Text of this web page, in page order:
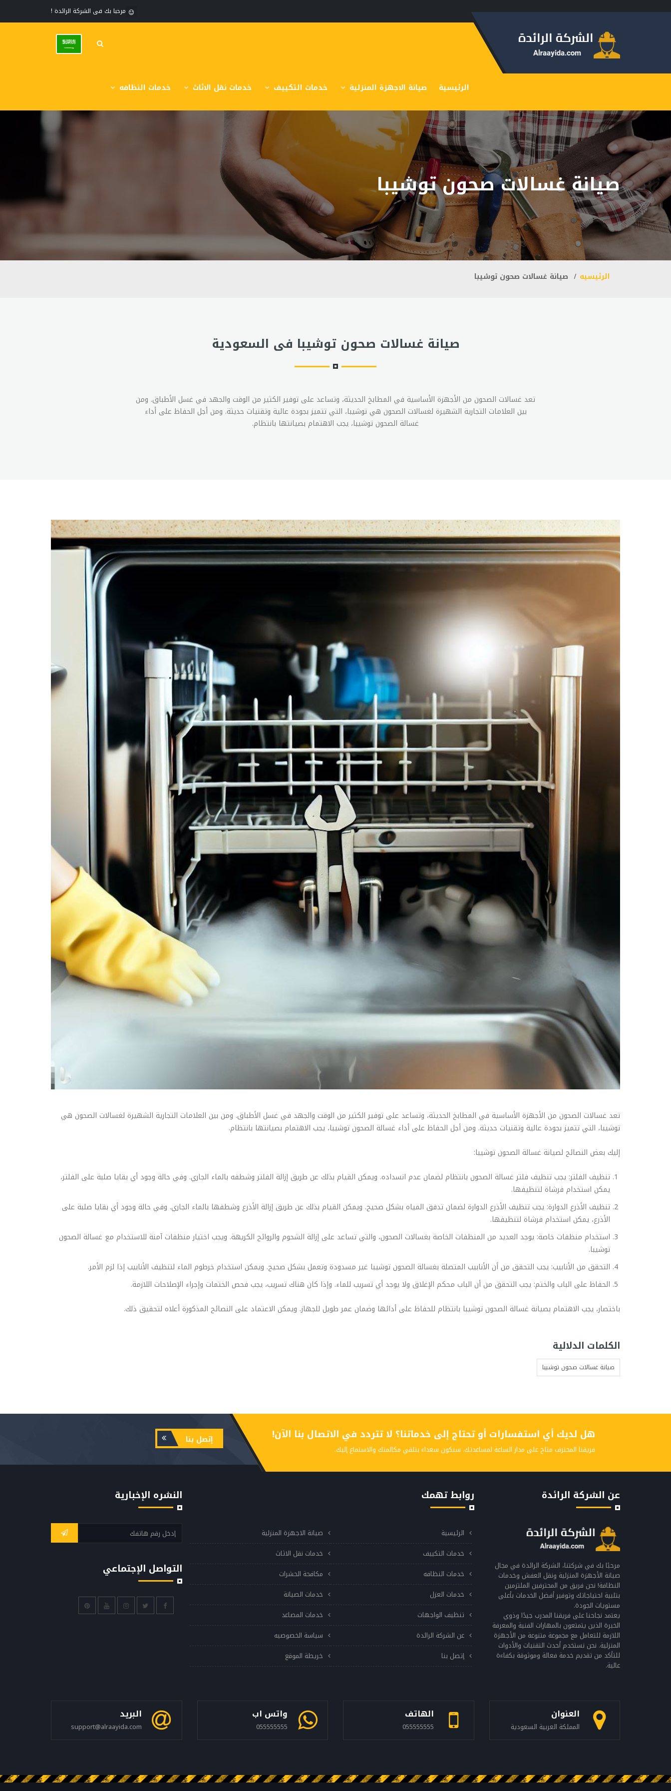
مرحبا بك فى الشركة الرائدة !
الرئيسية صيانة الاجهزة المنزلية خدمات التكييف خدمات نقل الاثاث خدمات النظافه
صيانة غسالات صحون توشيبا
الرئيسيه صيانة غسالات صحون توشيبا
صيانة غسالات صحون توشيبا فى السعودية
تعد غسالات الصحون من الأجهزة الأساسية في المطابخ الحديثة، وتساعد على توفير الكثير من الوقت والجهد في غسل الأطباق. ومن
بين العلامات التجارية الشهيرة لغسالات الصحون هي توشيبا، التي تتميز بجودة عالية وتقنيات حديثة. ومن أجل الحفاظ على أداء
غسالة الصحون توشيبا، يجب الاهتمام بصيانتها بانتظام.
تعد غسالات الصحون من الأجهزة الأساسية في المطابخ الحديثة، وتساعد على توفير الكثير من الوقت والجهد في غسل الأطباق. ومن بين العلامات التجارية الشهيرة لغسالات الصحون هي
توشيبا، التي تتميز بجودة عالية وتقنيات حديثة. ومن أجل الحفاظ على أداء غسالة الصحون توشيبا، يجب الاهتمام بصيانتها بانتظام.
إليك بعض النصائح لصيانة غسالة الصحون توشيبا:
تنظيف الفلتر: يجب تنظيف فلتر غسالة الصحون بانتظام لضمان عدم انسداده. ويمكن القيام بذلك عن طريق إزالة الفلتر وشطفه بالماء الجاري. وفي حالة وجود أي بقايا صلبة على الفلتر،
يمكن استخدام فرشاة لتنظيفها.
تنظيف الأذرع الدوارة: يجب تنظيف الأذرع الدوارة لضمان تدفق المياه بشكل صحيح. ويمكن القيام بذلك عن طريق إزالة الأذرع وشطفها بالماء الجاري. وفي حالة وجود أي بقايا صلبة على
الأذرع، يمكن استخدام فرشاة لتنظيفها.
استخدام منظفات خاصة: يوجد العديد من المنظفات الخاصة بغسالات الصحون، والتي تساعد على إزالة الشحوم والروائح الكريهة. ويجب اختيار منظفات آمنة للاستخدام مع غسالة الصحون
توشيبا.
التحقق من الأنابيب: يجب التحقق من أن الأنابيب المتصلة بغسالة الصحون توشيبا غير مسدودة وتعمل بشكل صحيح. ويمكن استخدام خرطوم الماء لتنظيف الأنابيب إذا لزم الأمر.
الحفاظ على الباب والختم: يجب التحقق من أن الباب محكم الإغلاق ولا يوجد أي تسريب للماء. وإذا كان هناك تسريب، يجب فحص الختمات وإجراء الإصلاحات اللازمة.
باختصار، يجب الاهتمام بصيانة غسالة الصحون توشيبا بانتظام للحفاظ على أدائها وضمان عمر طويل للجهاز. ويمكن الاعتماد على النصائح المذكورة أعلاه لتحقيق ذلك.
الكلمات الدلالية
صيانة غسالات صحون توشيبا
هل لديك أي استفسارات أو تحتاج إلى خدماتنا؟ لا تتردد في الاتصال بنا الآن!
فريقنا المحترف متاح على مدار الساعة لمساعدتك. سنكون سعداء بتلقي مكالمتك والاستماع إليك.
إتصل بنا
عن الشركة الرائدة
مرحبًا بك في شركتنا، الشركة الرائدة في مجال
صيانة الأجهزة المنزلية ونقل العفش وخدمات
النظافة! نحن فريق من المحترفين الملتزمين
بتلبية احتياجاتك وتوفير أفضل الخدمات بأعلى
مستويات الجودة.
يعتمد نجاحنا على فريقنا المدرب جيدًا وذوي
الخبرة الذين يتمتعون بالمهارات الفنية والمعرفة
اللازمة للتعامل مع مجموعة متنوعة من الأجهزة
المنزلية. نحن نستخدم أحدث التقنيات والأدوات
للتأكد من تقديم خدمة فعالة وموثوقة بكفاءة
عالية.
روابط تهمك
الرئيسية
صيانة الاجهزة المنزلية
خدمات التكييف
خدمات نقل الاثاث
خدمات النظافه
مكافحة الحشرات
خدمات العزل
خدمات الصيانة
تنظيف الواجهات
خدمات المصاعد
عن الشركة الرائدة
سياسة الخصوصيه
إتصل بنا
خريطة الموقع
النشره الإخبارية
التواصل الإجتماعي
العنوان
المملكة العربية السعودية
الهاتف
055555555
واتس اب
055555555
البريد
support@alraayida.com